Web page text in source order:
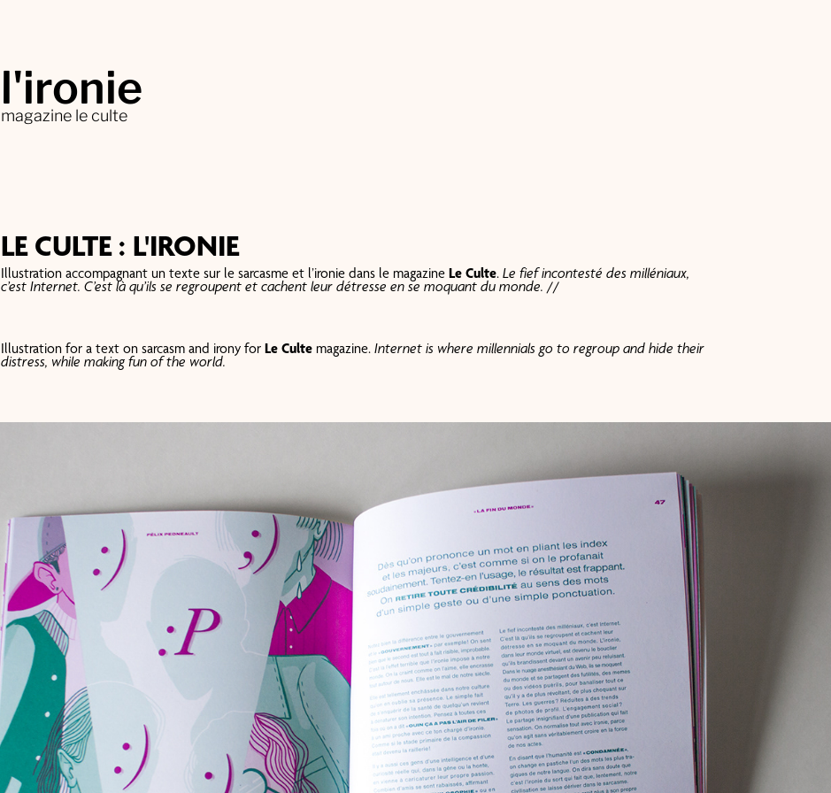
l'ironie
magazine le culte
LE CULTE : L'IRONIE
Illustration accompagnant un texte sur le sarcasme et l’ironie dans le magazineLe Culte.Le fief incontesté des milléniaux,
c’est Internet. C’est là qu’ils se regroupent et cachent leur détresse en se moquant du monde. //
Illustration for a text on sarcasm and irony forLe Culte magazine.Internet is where millennials go to regroup and hide their
distress, while making fun of the world.